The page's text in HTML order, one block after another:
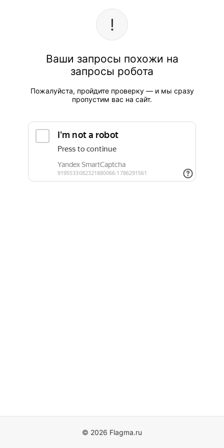
Ваши запросы похожи на
запросы робота
Пожалуйста, пройдите проверку — и мы сразу
пропустим вас на сайт.
© 2026 Flagma.ru